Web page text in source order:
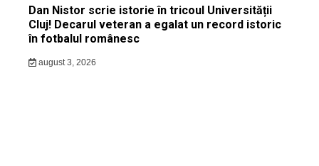
Dan Nistor scrie istorie în tricoul Universității
Cluj! Decarul veteran a egalat un record istoric
în fotbalul românesc
august 3, 2026